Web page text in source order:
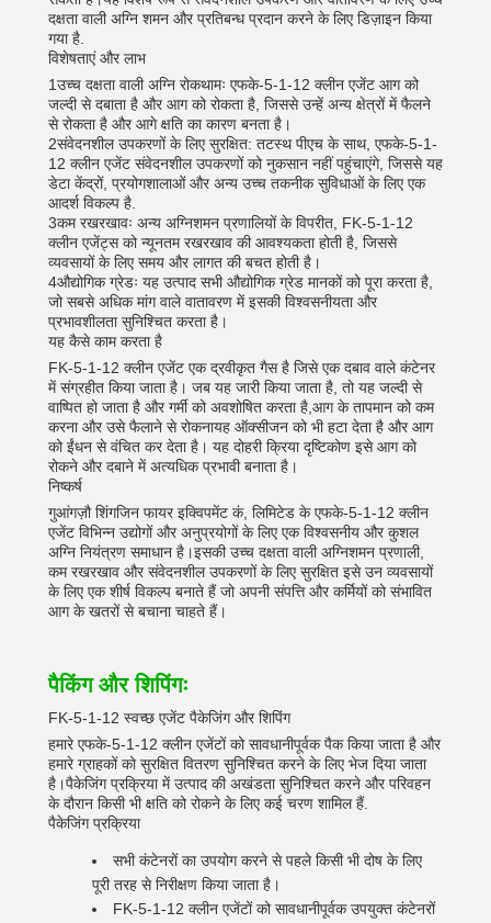
दक्षता वाली अग्नि शमन और प्रतिबन्ध प्रदान करने के लिए डिज़ाइन किया
गया है.
विशेषताएं और लाभ
1उच्च दक्षता वाली अग्नि रोकथामः एफके-5-1-12 क्लीन एजेंट आग को
जल्दी से दबाता है और आग को रोकता है, जिससे उन्हें अन्य क्षेत्रों में फैलने
से रोकता है और आगे क्षति का कारण बनता है।
2संवेदनशील उपकरणों के लिए सुरक्षित: तटस्थ पीएच के साथ, एफके-5-1-
12 क्लीन एजेंट संवेदनशील उपकरणों को नुकसान नहीं पहुंचाएंगे, जिससे यह
डेटा केंद्रों, प्रयोगशालाओं और अन्य उच्च तकनीक सुविधाओं के लिए एक
आदर्श विकल्प है.
3कम रखरखावः अन्य अग्निशमन प्रणालियों के विपरीत, FK-5-1-12
क्लीन एजेंट्स को न्यूनतम रखरखाव की आवश्यकता होती है, जिससे
व्यवसायों के लिए समय और लागत की बचत होती है।
4औद्योगिक ग्रेडः यह उत्पाद सभी औद्योगिक ग्रेड मानकों को पूरा करता है,
जो सबसे अधिक मांग वाले वातावरण में इसकी विश्वसनीयता और
प्रभावशीलता सुनिश्चित करता है।
यह कैसे काम करता है
FK-5-1-12 क्लीन एजेंट एक द्रवीकृत गैस है जिसे एक दबाव वाले कंटेनर
में संग्रहीत किया जाता है। जब यह जारी किया जाता है, तो यह जल्दी से
वाष्पित हो जाता है और गर्मी को अवशोषित करता है,आग के तापमान को कम
करना और उसे फैलाने से रोकनायह ऑक्सीजन को भी हटा देता है और आग
को ईंधन से वंचित कर देता है। यह दोहरी क्रिया दृष्टिकोण इसे आग को
रोकने और दबाने में अत्यधिक प्रभावी बनाता है।
निष्कर्ष
गुआंगज़ौ शिंगजिन फायर इक्विपमेंट कं, लिमिटेड के एफके-5-1-12 क्लीन
एजेंट विभिन्न उद्योगों और अनुप्रयोगों के लिए एक विश्वसनीय और कुशल
अग्नि नियंत्रण समाधान है।इसकी उच्च दक्षता वाली अग्निशमन प्रणाली,
कम रखरखाव और संवेदनशील उपकरणों के लिए सुरक्षित इसे उन व्यवसायों
के लिए एक शीर्ष विकल्प बनाते हैं जो अपनी संपत्ति और कर्मियों को संभावित
आग के खतरों से बचाना चाहते हैं।
पैकिंग और शिपिंगः
FK-5-1-12 स्वच्छ एजेंट पैकेजिंग और शिपिंग
हमारे एफके-5-1-12 क्लीन एजेंटों को सावधानीपूर्वक पैक किया जाता है और
हमारे ग्राहकों को सुरक्षित वितरण सुनिश्चित करने के लिए भेज दिया जाता
है।पैकेजिंग प्रक्रिया में उत्पाद की अखंडता सुनिश्चित करने और परिवहन
के दौरान किसी भी क्षति को रोकने के लिए कई चरण शामिल हैं.
पैकेजिंग प्रक्रिया
सभी कंटेनरों का उपयोग करने से पहले किसी भी दोष के लिए
पूरी तरह से निरीक्षण किया जाता है।
FK-5-1-12 क्लीन एजेंटों को सावधानीपूर्वक उपयुक्त कंटेनरों